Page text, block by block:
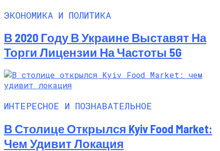
ЭКОНОМИКА И ПОЛИТИКА
В 2020 Году В Украине Выставят На
Торги Лицензии На Частоты 5G
ИНТЕРЕСНОЕ И ПОЗНАВАТЕЛЬНОЕ
В Столице Открылся Kyiv Food Market:
Чем Удивит Локация